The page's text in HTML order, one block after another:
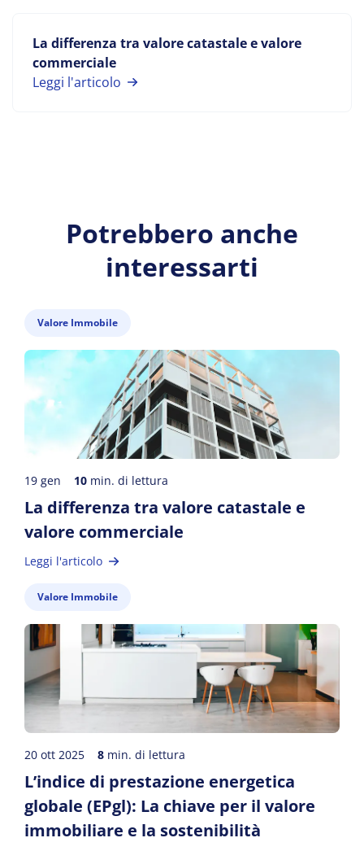
La differenza tra valore catastale e valore
commerciale
Leggi l'articolo
Potrebbero anche
interessarti
Valore Immobile
19 gen 10 min. di lettura
La differenza tra valore catastale e
valore commerciale
Leggi l'articolo
Valore Immobile
20 ott 2025 8 min. di lettura
L’indice di prestazione energetica
globale (EPgl): La chiave per il valore
immobiliare e la sostenibilità